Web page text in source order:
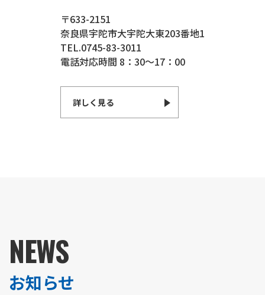
〒633-2151
奈良県宇陀市大宇陀大東203番地1
TEL.0745-83-3011
電話対応時間 8：30〜17：00
詳しく見る
NEWS
お知らせ